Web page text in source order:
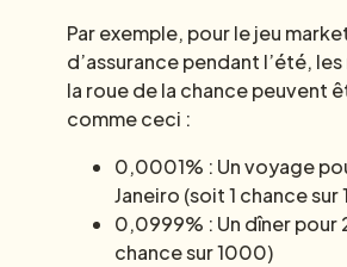
Par exemple, pour le jeu
d’assurance pendant l’été,
la roue de la chance peuvent
comme ceci :
0,0001% : Un voyage
Janeiro (soit 1 chance sur
0,0999% : Un dîner pour
chance sur 1000)